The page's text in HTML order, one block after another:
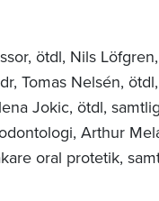
ötdl, Nils
Tomas Nelsén,
Jokic, ötdl,
Arthur
oral protetik,